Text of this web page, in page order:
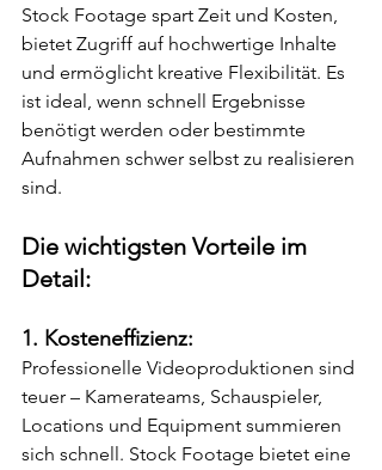
Stock Footage spart Zeit und Kosten,
bietet Zugriff auf hochwertige Inhalte
und ermöglicht kreative Flexibilität. Es
ist ideal, wenn schnell Ergebnisse
benötigt werden oder bestimmte
Aufnahmen schwer selbst zu realisieren
sind.
Die wichtigsten Vorteile im
Detail:
1. Kosteneffizienz:
Professionelle Videoproduktionen sind
teuer – Kamerateams, Schauspieler,
Locations und Equipment summieren
sich schnell. Stock Footage bietet eine